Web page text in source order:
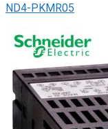
ND4-PKMR05